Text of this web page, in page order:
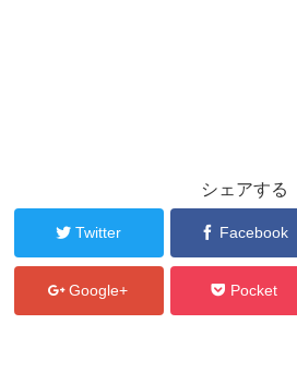
シェアする
Twitter Facebook
Google+ Pocket